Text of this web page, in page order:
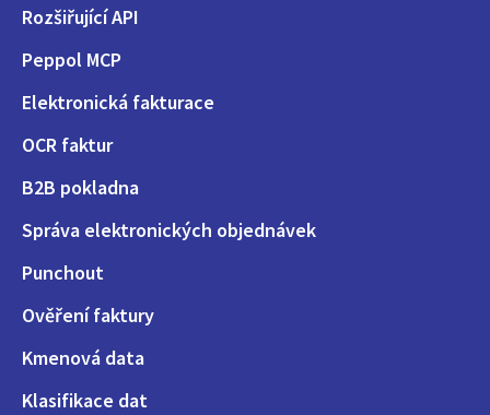
Rozšiřující API
Peppol MCP
Elektronická fakturace
OCR faktur
B2B pokladna
Správa elektronických objednávek
Punchout
Ověření faktury
Kmenová data
Klasifikace dat